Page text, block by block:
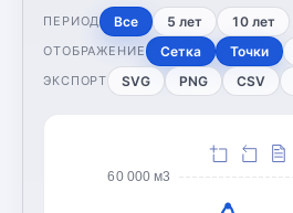
ПЕРИОД Все 5 лет 10 лет
ОТОБРАЖЕНИЕ Сетка Точки
ЭКСПОРТ SVG PNG CSV
60 000 м3